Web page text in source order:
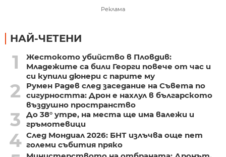
Реклама
НАЙ-ЧЕТЕНИ
1
Жестокото убийство в Пловдив:
Младежите са били Георги повече от час и
си купили дюнери с парите му
2
Румен Радев след заседание на Съвета по
сигурността: Дрон е нахлул в българското
въздушно пространство
3
До 38° утре, на места ще има валежи и
гръмотевици
4 След Мондиал 2026: БНТ излъчва още пет
големи събития пряко